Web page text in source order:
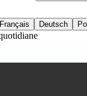
Français Deutsch